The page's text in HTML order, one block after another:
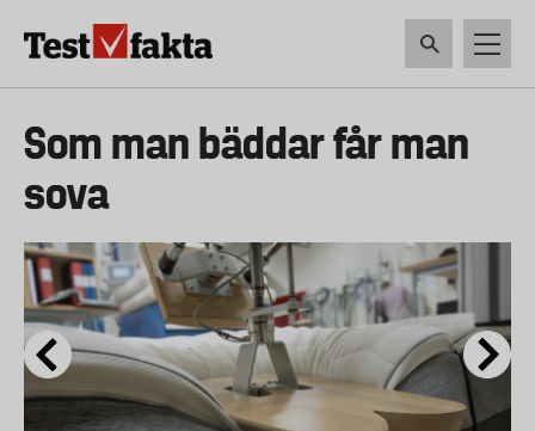
Huvudmeny
ny
VERKTYG &
Som man bäddar får man
sova